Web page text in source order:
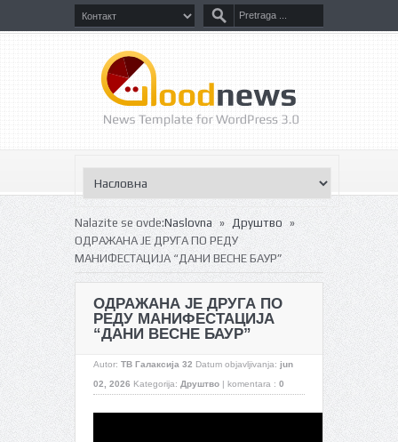
Nalazite se ovde:Naslovna » Друштво »
ОДРАЖАНА ЈЕ ДРУГА ПО РЕДУ
МАНИФЕСТАЦИЈА “ДАНИ ВЕСНЕ БАУР”
ОДРАЖАНА ЈЕ ДРУГА ПО
РЕДУ МАНИФЕСТАЦИЈА
“ДАНИ ВЕСНЕ БАУР”
Autor: ТВ Галаксија 32 Datum objavljivanja: jun
02, 2026 Kategorija: Друштво | komentara : 0